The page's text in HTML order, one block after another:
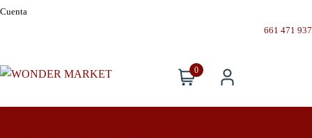
Cuenta
661 471 937
0